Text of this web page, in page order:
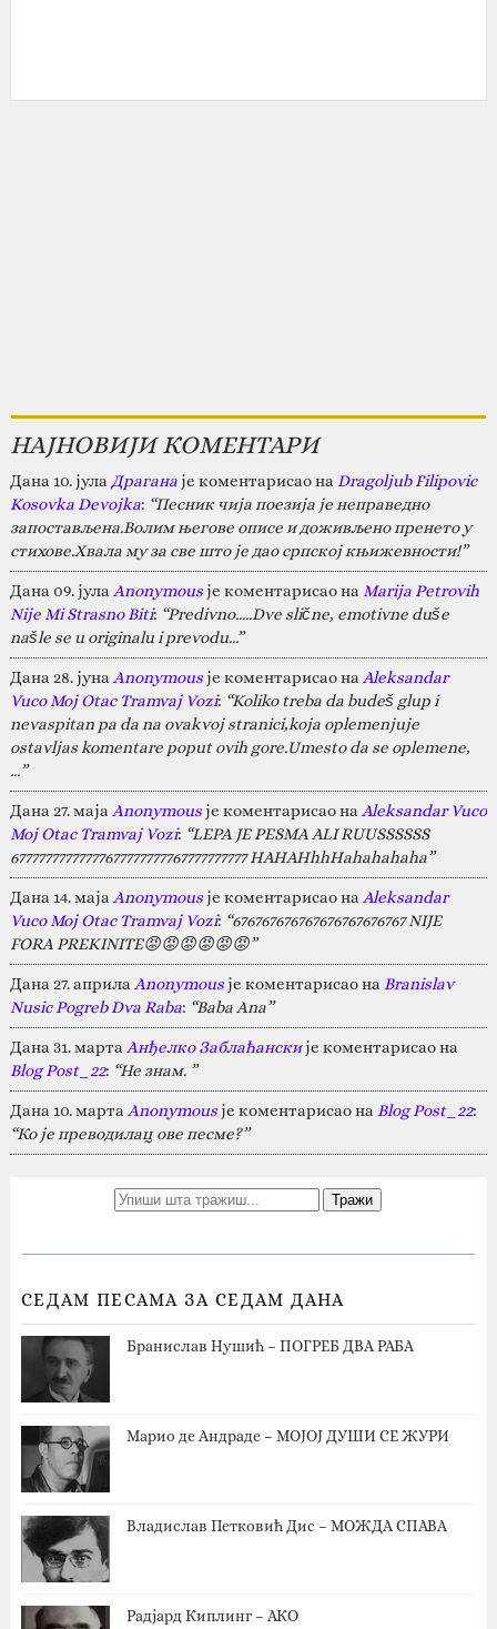
НАЈНОВИЈИ КОМЕНТАРИ
Дана 10. јула Драганаје коментарисао на Dragoljub Filipovic
Kosovka Devojka: “Песник чија поезија је неправедно
запостављена.Волим његове описе и доживљено пренето у
стихове.Хвала му за све што је дао српској књижевности!”
Дана 09. јула Anonymousје коментарисао на Marija Petrovih
Nije Mi Strasno Biti: “Predivno.....Dve slične, emotivne duše
našle se u originalu i prevodu...”
Дана 28. јуна Anonymousје коментарисао на Aleksandar
Vuco Moj Otac Tramvaj Vozi: “Koliko treba da budeš glup i
nevaspitan pa da na ovakvoj stranici,koja oplemenjuje
ostavljas komentare poput ovih gore.Umesto da se oplemene,
…”
Дана 27. маја Anonymousје коментарисао на Aleksandar Vuco
Moj Otac Tramvaj Vozi: “LEPA JE PESMA ALI RUUSSSSSS
67777777777777677777777767777777777 HAHAHhhHahahahaha”
Дана 14. маја Anonymousје коментарисао на Aleksandar
Vuco Moj Otac Tramvaj Vozi: “676767676767676767676767 NIJE
FORA PREKINITE😡😡😡😡😡😡”
Дана 27. априла Anonymousје коментарисао на Branislav
Nusic Pogreb Dva Raba: “Baba Ana”
Дана 31. марта Анђелко Заблаћанскије коментарисао на
Blog Post_22: “Не знам. ”
Дана 10. марта Anonymousје коментарисао на Blog Post_22:
“Ко је преводилац ове песме?”
СЕДАМ ПЕСАМА ЗА СЕДАМ ДАНА
Бранислав Нушић – ПОГРЕБ ДВА РАБА
Марио де Андраде – МОЈОЈ ДУШИ СЕ ЖУРИ
Владислав Петковић Дис – МОЖДА СПАВА
Радјард Киплинг – АКО